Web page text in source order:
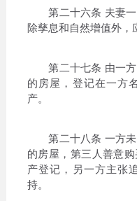
第二十六条 夫妻一
除孳息和自然增值外，
第二十七条 由一方
的房屋，登记在一方
产。
第二十八条 一方未
的房屋，第三人善意
产登记，另一方主张
持。